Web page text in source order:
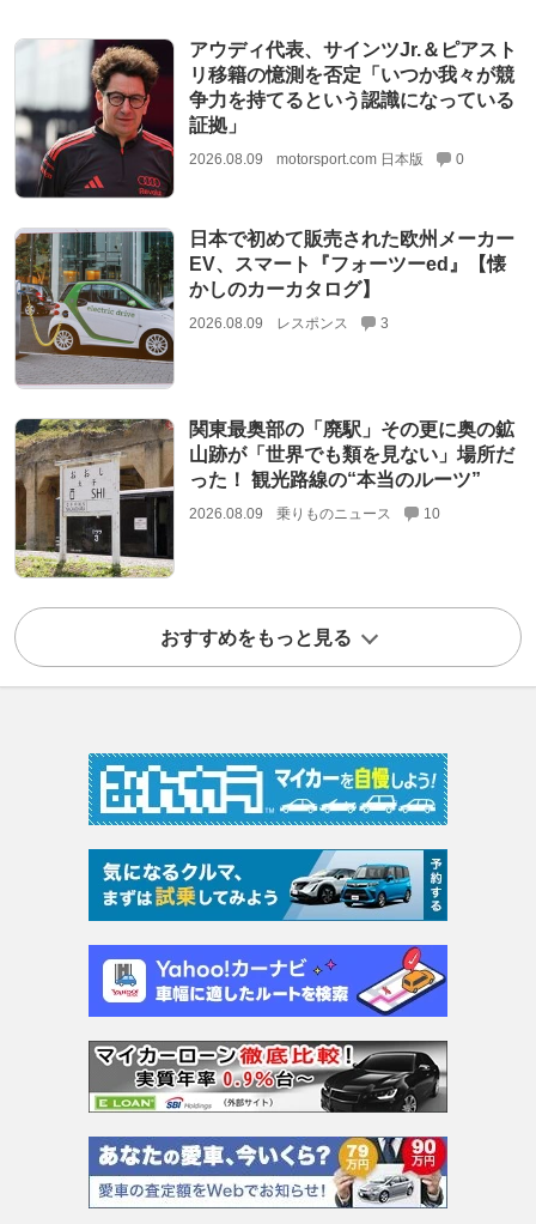
アウディ代表、サインツJr.＆ピアスト
リ移籍の憶測を否定「いつか我々が競
争力を持てるという認識になっている
証拠」
2026.08.09 motorsport.com 日本版 0
日本で初めて販売された欧州メーカー
EV、スマート『フォーツーed』【懐
かしのカーカタログ】
2026.08.09 レスポンス 3
関東最奥部の「廃駅」その更に奥の鉱
山跡が「世界でも類を見ない」場所だ
った！ 観光路線の“本当のルーツ”
2026.08.09 乗りものニュース 10
おすすめをもっと見る